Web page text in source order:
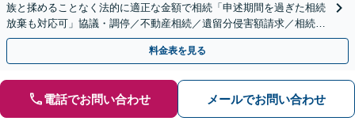
族と揉めることなく法的に適正な金額で相続「申述期間を過ぎた相続
放棄も対応可」協議・調停／不動産相続／遺留分侵害額請求／相続放
棄／遺言書作成【明確な報酬体系】【平日夜間OK】
料金表を見る
電話でお問い合わせ メールでお問い合わせ